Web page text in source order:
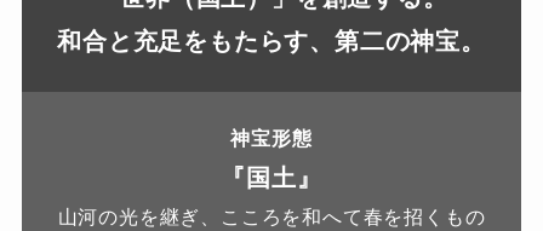
和合と充足をもたらす、第二の神宝。
神宝形態
『国土』
山河の光を継ぎ、こころを和へて春を招くもの